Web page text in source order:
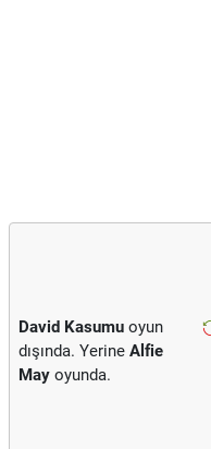
David Kasumu oyun
dışında. Yerine Alfie
May oyunda.